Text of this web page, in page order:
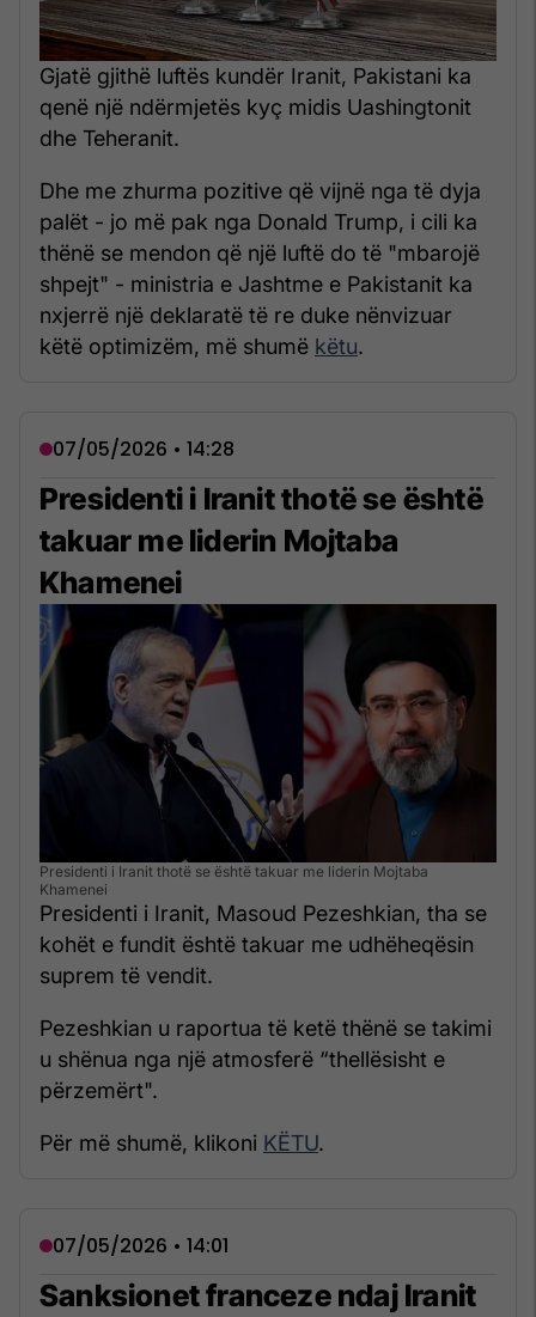
Gjatë gjithë luftës kundër Iranit, Pakistani ka
qenë një ndërmjetës kyç midis Uashingtonit
dhe Teheranit.
Dhe me zhurma pozitive që vijnë nga të dyja
palët - jo më pak nga Donald Trump, i cili ka
thënë se mendon që një luftë do të "mbarojë
shpejt" - ministria e Jashtme e Pakistanit ka
nxjerrë një deklaratë të re duke nënvizuar
këtë optimizëm, më shumë këtu.
07/05/2026 • 14:28
Presidenti i Iranit thotë se është
takuar me liderin Mojtaba
Khamenei
Presidenti i Iranit thotë se është takuar me liderin Mojtaba
Khamenei
Presidenti i Iranit, Masoud Pezeshkian, tha se
kohët e fundit është takuar me udhëheqësin
suprem të vendit.
Pezeshkian u raportua të ketë thënë se takimi
u shënua nga një atmosferë “thellësisht e
përzemërt".
Për më shumë, klikoni KËTU.
07/05/2026 • 14:01
Sanksionet franceze ndaj Iranit